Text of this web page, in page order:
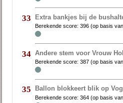
33 Extra bankjes bij de
Berekende score:396 (op basis
34 Andere stem voor Vrouw
Berekende score:387 (op basis
35 Ballon blokkeert blik op
Berekende score:364 (op basis